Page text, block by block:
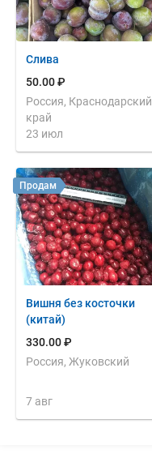
Слива
50.00 ₽
Россия, Краснодарский
край
23 июл
Вишня без косточки
(китай)
330.00 ₽
Россия, Жуковский
7 авг
Продам